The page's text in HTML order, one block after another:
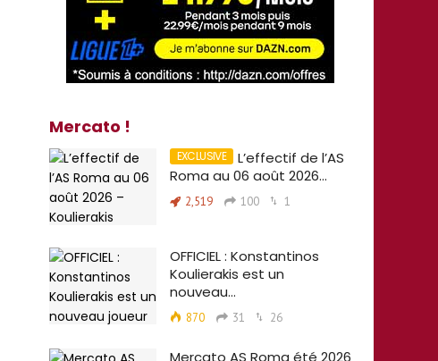
Mercato !
L’effectif de l’AS
Roma au 06 août 2026…
2,519 100 1
OFFICIEL : Konstantinos
Koulierakis est un
nouveau…
870 31 26
Mercato AS Roma été 2026